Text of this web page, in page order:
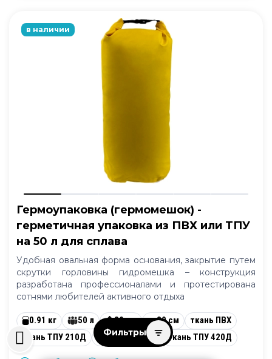
Фильтры
в наличии
Гермоупаковка (гермомешок) -
герметичная упаковка из ПВХ или ТПУ
на 50 л для сплава
Удобная овальная форма основания, закрытие путем
скрутки горловины гидромешка – конструкция
разработана профессионалами и протестирована
сотнями любителей активного отдыха
0.91 кг 50 л 39 см 30 см
ткань ПВХ
ткань ТПУ 210Д
ткань ТПУ 70Д ткань ТПУ 420Д